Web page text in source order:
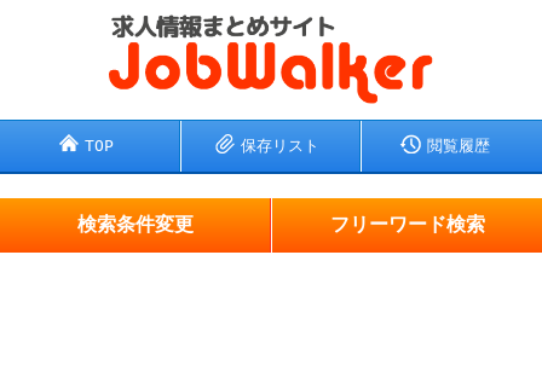
TOP 保存リスト 閲覧履歴
検索条件変更 フリーワード検索